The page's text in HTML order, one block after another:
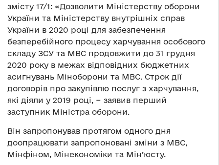
змісту 17/1: «Дозволити Міністерству оборони
України та Міністерству внутрішніх справ
України в 2020 році для забезпечення
безперебійного процесу харчування особового
складу ЗСУ та МВС продовжити до 31 грудня
2020 року в межах відповідних бюджетних
асигнувань Міноборони та МВС. Строк дії
договорів про закупівлю послуг з харчування,
які діяли у 2019 році, − заявив перший
заступник Міністра оборони.
Він запропонував протягом одного дня
доопрацювати запропоновані зміни з МВС,
Мінфіном, Мінекономіки та Мін’юсту.